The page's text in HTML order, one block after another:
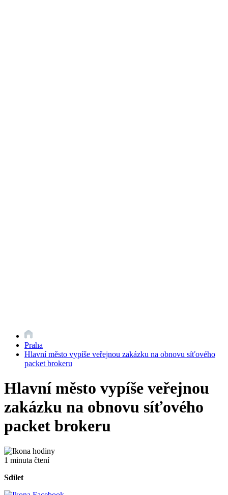
Praha
Hlavní město vypíše veřejnou zakázku na obnovu síťového
packet brokeru
Hlavní město vypíše veřejnou
zakázku na obnovu síťového
packet brokeru
1 minuta čtení
Sdílet